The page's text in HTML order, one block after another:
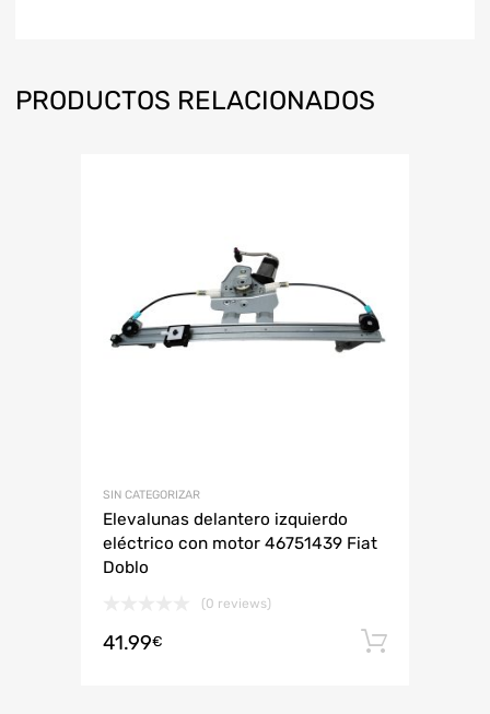
PRODUCTOS RELACIONADOS
SIN CATEGORIZAR
Elevalunas delantero izquierdo
eléctrico con motor 46751439 Fiat
Doblo
(0 reviews)
41.99€